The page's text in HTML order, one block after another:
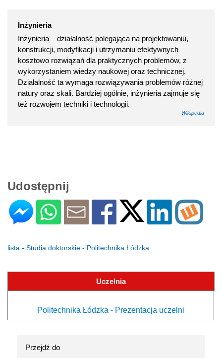
Inżynieria
Inżynieria – działalność polegająca na projektowaniu,
konstrukcji, modyfikacji i utrzymaniu efektywnych
kosztowo rozwiązań dla praktycznych problemów, z
wykorzystaniem wiedzy naukowej oraz technicznej.
Działalność ta wymaga rozwiązywania problemów różnej
natury oraz skali. Bardziej ogólnie, inżynieria zajmuje się
też rozwojem techniki i technologii.
Wikipedia
Udostępnij
lista - Studia doktorskie - Politechnika Łódzka
Uczelnia
Politechnika Łódzka - Prezentacja uczelni
Przejdź do